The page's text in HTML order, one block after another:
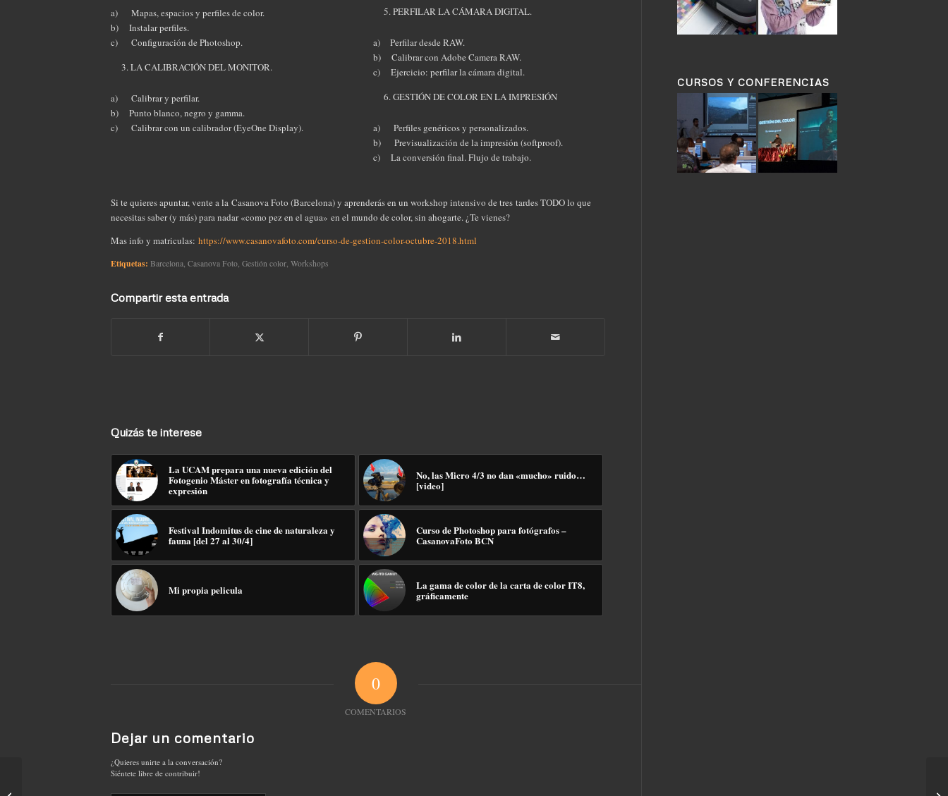
a) Mapas, espacios y perfiles de color.
b) Instalar perfiles.
c) Configuración de Photoshop.
LA CALIBRACIÓN DEL MONITOR.
a) Calibrar y perfilar.
b) Punto blanco, negro y gamma.
c) Calibrar con un calibrador (EyeOne Display).
PERFILAR LA CÁMARA DIGITAL.
a) Perfilar desde RAW.
b) Calibrar con Adobe Camera RAW.
c) Ejercicio: perfilar la cámara digital.
GESTIÓN DE COLOR EN LA IMPRESIÓN
a) Perfiles genéricos y personalizados.
b) Previsualización de la impresión (softproof).
c) La conversión final. Flujo de trabajo.
Si te quieres apuntar, vente a la Casanova Foto (Barcelona) y aprenderás en un workshop intensivo de tres tardes TODO lo que
necesitas saber (y más) para nadar «como pez en el agua» en el mundo de color, sin ahogarte. ¿Te vienes?
Mas info y matriculas: https://www.casanovafoto.com/curso-de-gestion-color-octubre-2018.html
Etiquetas: Barcelona Casanova Foto Gestión color Workshops
Compartir esta entrada
Quizás te interese
La UCAM prepara una nueva edición del
Fotogenio Máster en fotografía técnica y
expresión
No, las Micro 4/3 no dan «mucho» ruido…
[video]
Festival Indomitus de cine de naturaleza y
fauna [del 27 al 30/4]
Curso de Photoshop para fotógrafos –
CasanovaFoto BCN
Mi propia pelicula La gama de color de la carta de color IT8,
gráficamente
0
COMENTARIOS
Dejar un comentario
¿Quieres unirte a la conversación?
Siéntete libre de contribuir!
CURSOS Y CONFERENCIAS